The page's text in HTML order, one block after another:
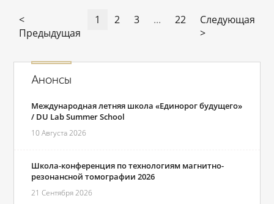
<
Предыдущая
1 2 3 ... 22
Следующая
>
Анонсы
Международная летняя школа «Единорог будущего»
/ DU Lab Summer School
10 Августа 2026
Школа-конференция по технологиям магнитно-
резонансной томографии 2026
21 Сентября 2026